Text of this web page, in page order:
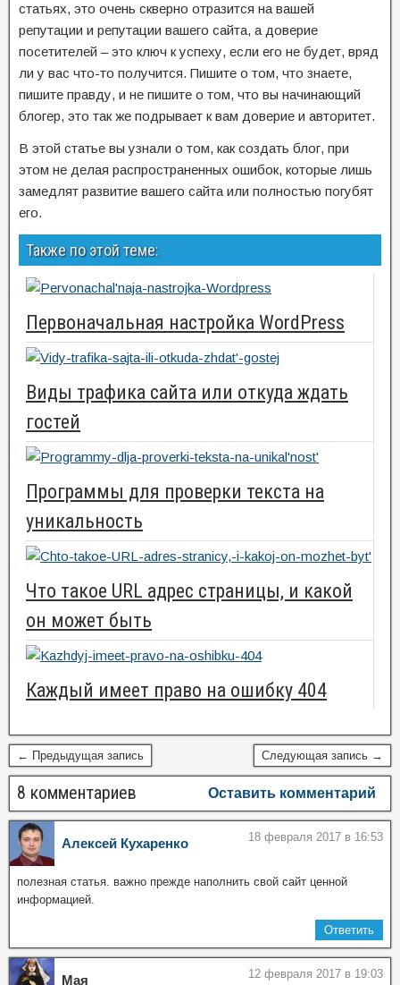
статьях, это очень скверно отразится на вашей
репутации и репутации вашего сайта, а доверие
посетителей – это ключ к успеху, если его не будет, вряд
ли у вас что-то получится. Пишите о том, что знаете,
пишите правду, и не пишите о том, что вы начинающий
блогер, это так же подрывает к вам доверие и авторитет.
В этой статье вы узнали о том, как создать блог, при
этом не делая распространенных ошибок, которые лишь
замедлят развитие вашего сайта или полностью погубят
его.
Также по этой теме:
Первоначальная настройка WordPress
Виды трафика сайта или откуда ждать
гостей
Программы для проверки текста на
уникальность
Что такое URL адрес страницы, и какой
он может быть
Каждый имеет право на ошибку 404
← Предыдущая запись Следующая запись →
8 комментариев Оставить комментарий
Алексей Кухаренко 18 февраля 2017 в 16:53
полезная статья. важно прежде наполнить свой сайт ценной
информацией.
Ответить
Мая 12 февраля 2017 в 19:03